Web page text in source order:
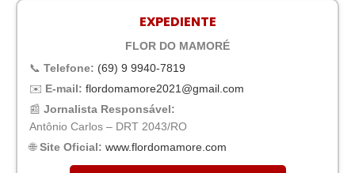
EXPEDIENTE
FLOR DO MAMORÉ
📞 Telefone: (69) 9 9940-7819
✉️ E-mail: flordomamore2021@gmail.com
📰 Jornalista Responsável:
Antônio Carlos – DRT 2043/RO
🌐Site Oficial: www.flordomamore.com